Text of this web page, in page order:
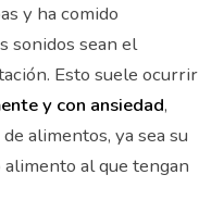
y ha comido
sonidos sean el
Esto suele ocurrir
y con ansiedad,
alimentos, ya sea su
al que tengan